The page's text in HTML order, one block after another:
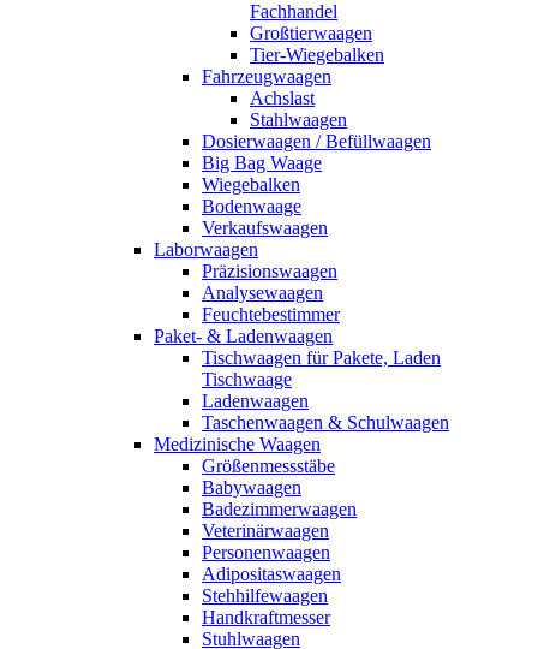
Fachhandel
Großtierwaagen
Tier-Wiegebalken
Fahrzeugwaagen
Achslast
Stahlwaagen
Dosierwaagen / Befüllwaagen
Big Bag Waage
Wiegebalken
Bodenwaage
Verkaufswaagen
Laborwaagen
Präzisionswaagen
Analysewaagen
Feuchtebestimmer
Paket- & Ladenwaagen
Tischwaagen für Pakete, Laden
Tischwaage
Ladenwaagen
Taschenwaagen & Schulwaagen
Medizinische Waagen
Größenmessstäbe
Babywaagen
Badezimmerwaagen
Veterinärwaagen
Personenwaagen
Adipositaswaagen
Stehhilfewaagen
Handkraftmesser
Stuhlwaagen